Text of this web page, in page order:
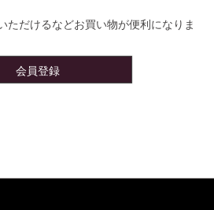
ただけるなどお買い物が便利になりま
会員登録